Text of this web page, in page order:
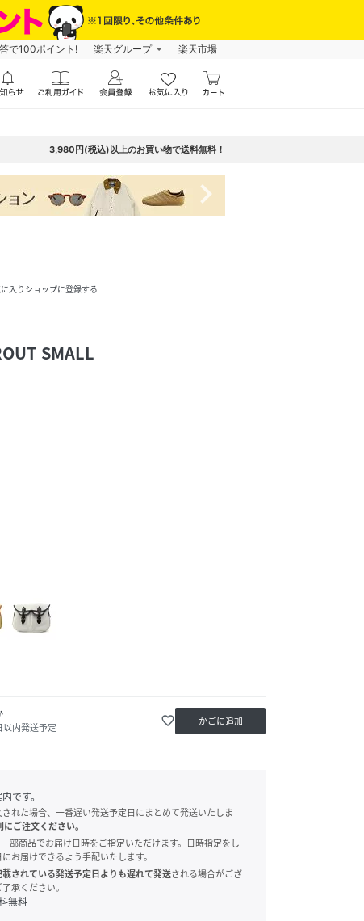
で100ポイント! 楽天グループ 楽天市場
3,980円(税込)以上のお買い物で送料無料！
navigate_next
入りショップに登録する
SMALL
内発送予定
favorite_border かごに追加
です。
れた場合、一番遅い発送予定日にまとめて発送いたしま
ご注文ください。
部商品でお届け日時をご指定いただけます。日時指定をし
お届けできるよう手配いたします。
されている発送予定日よりも遅れて発送される場合がござ
承ください。
無料